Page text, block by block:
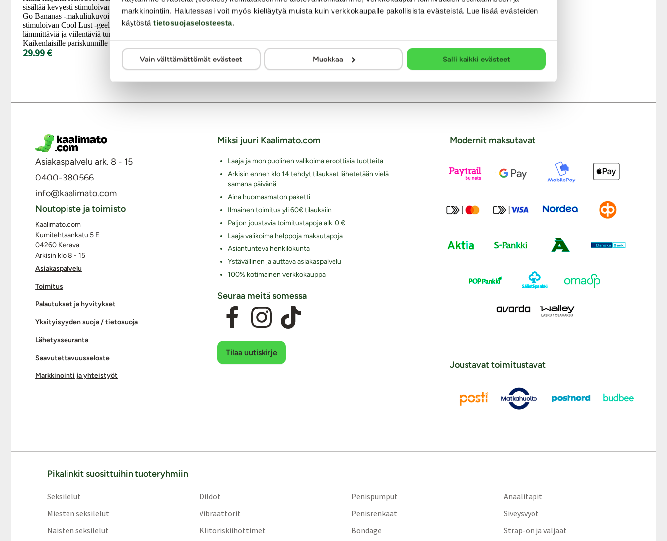
markkinointiin. Halutessasi voit myös kieltäytyä muista kuin verkkokaupalle pakollisista evästeistä. Lue lisää evästeiden
käytöstä tietosuojaselosteesta.
Vain välttämättömät evästeet Muokkaa Salli kaikki evästeet
sisältää kevyesti stimuloivan ja hyvänmakuisen
Go Bananas -makuliukuvoiteen sekä
stimuloivan Cool Lust -geelin, joka antaa
lämmittäviä ja viilentäviä tuntemuksia.
Kaikenlaisille pariskunnille sopivat...
29.99 €
tuotepakkaus on helppo tapa kokeilla jotain
uutta! Tyylikäs ja laadukas setti sopii
täydellisesti myös lahjaksi pareille.
Shunga-tuotetta...
39.99 €
Todella herkullisen ja luonnollisen tuoksuiset
ollen heti valmiita käyttöön, kun tarve vaatii!
Vesipohjaisena nämä liukuvoiteet sopivat
kaikenlaiseen seksiin ja seksivälineiden
Asiakaspalvelu ark. 8 - 15
0400-380566
info@kaalimato.com
Asiakaspalvelu
Toimitus
Palautukset ja hyvitykset
Yksityisyyden suoja / tietosuoja
Lähetysseuranta
Saavutettavuusseloste
Markkinointi ja yhteistyöt
Noutopiste ja toimisto
Kaalimato.com
Kumitehtaankatu 5 E
04260 Kerava
Arkisin klo 8 - 15
Miksi juuri Kaalimato.com
Laaja ja monipuolinen valikoima eroottisia tuotteita
Arkisin ennen klo 14 tehdyt tilaukset lähetetään vielä
samana päivänä
Aina huomaamaton paketti
Ilmainen toimitus yli 60€ tilauksiin
Paljon joustavia toimitustapoja alk. 0 €
Laaja valikoima helppoja maksutapoja
Asiantunteva henkilökunta
Ystävällinen ja auttava asiakaspalvelu
100% kotimainen verkkokauppa
Seuraa meitä somessa
Tilaa uutiskirje
Modernit maksutavat
Joustavat toimitustavat
Pikalinkit suosittuihin tuoteryhmiin
Seksilelut
Miesten seksilelut
Naisten seksilelut
Dildot
Vibraattorit
Klitoriskiihottimet
Penispumput
Penisrenkaat
Bondage
Anaalitapit
Siveysvyöt
Strap-on ja valjaat